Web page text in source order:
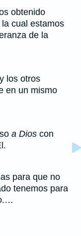
obtenido
cual estamos
de la
los otros
en un mismo
a Dios con
para que no
tenemos para